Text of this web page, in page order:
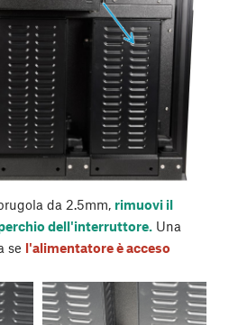
da 2.5mm, rimuovi il
dell'interruttore.Una
se l'alimentatore è acceso